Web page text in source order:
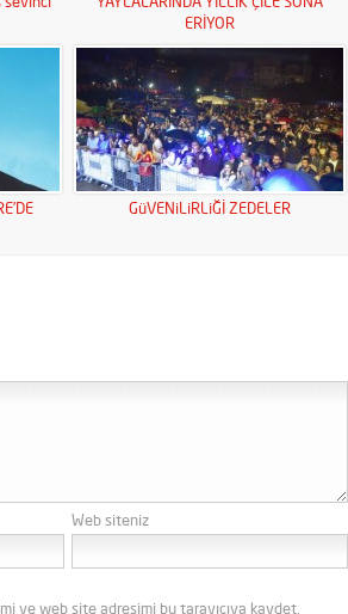
ERİYOR
GüVENiLiRLiĞİ ZEDELER
Web siteniz
ve web site adresimi bu tarayıcıya kaydet.